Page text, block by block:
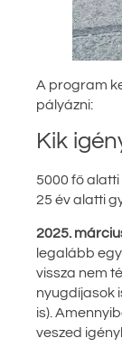
A program
pályázni:
Kik
5000 fő
25 év alatti
2025.
legalább
vissza nem
nyugdíjasok
is).
veszed